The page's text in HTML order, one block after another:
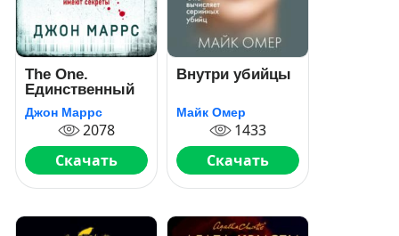
The One.
Единственный
Джон Маррс
2078
Скачать
Внутри убийцы
Майк Омер
1433
Скачать